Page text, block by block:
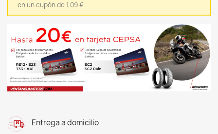
en un cupón de 1,09 €.
Entrega a domicilio